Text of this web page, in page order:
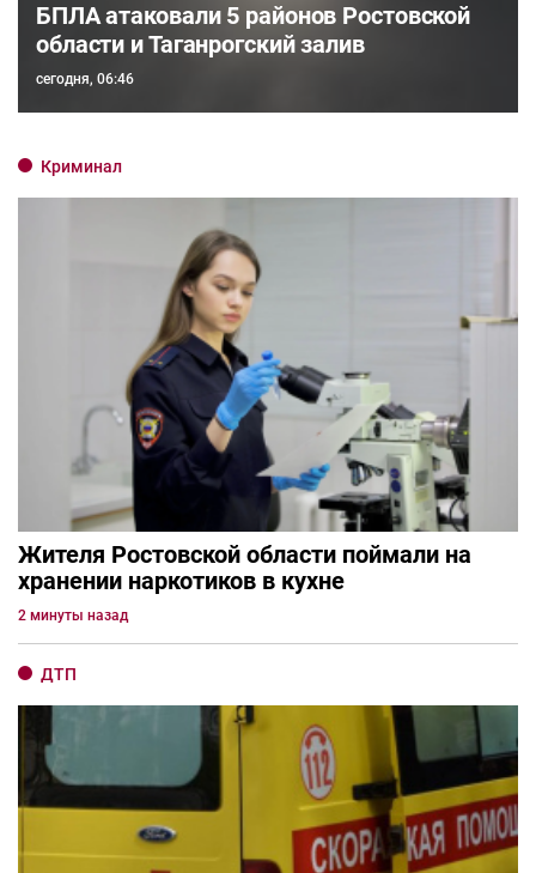
БПЛА атаковали 5 районов Ростовской
области и Таганрогский залив
сегодня, 06:46
Криминал
Жителя Ростовской области поймали на
хранении наркотиков в кухне
2 минуты назад
ДТП